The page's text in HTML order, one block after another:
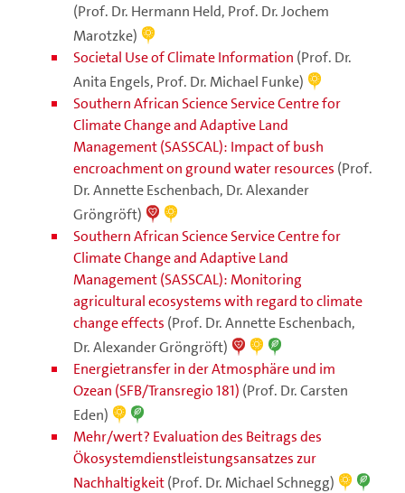
(Prof. Dr. Hermann Held, Prof. Dr. Jochem
Marotzke)
Societal Use of Climate Information (Prof. Dr.
Anita Engels, Prof. Dr. Michael Funke)
Southern African Science Service Centre for
Climate Change and Adaptive Land
Management (SASSCAL): Impact of bush
encroachment on ground water resources (Prof.
Dr. Annette Eschenbach, Dr. Alexander
Gröngröft)
Southern African Science Service Centre for
Climate Change and Adaptive Land
Management (SASSCAL): Monitoring
agricultural ecosystems with regard to climate
change effects (Prof. Dr. Annette Eschenbach,
Dr. Alexander Gröngröft)
Energietransfer in der Atmosphäre und im
Ozean (SFB/Transregio 181) (Prof. Dr. Carsten
Eden)
Mehr/wert? Evaluation des Beitrags des
Ökosystemdienstleistungsansatzes zur
Nachhaltigkeit(Prof. Dr. Michael Schnegg)